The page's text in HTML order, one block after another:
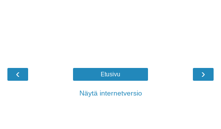
‹ ›
Etusivu
Näytä internetversio